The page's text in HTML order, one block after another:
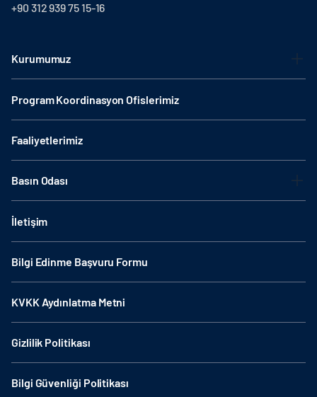
+90 312 939 75 15-16
Kurumumuz
Program Koordinasyon Ofislerimiz
Faaliyetlerimiz
Basın Odası
İletişim
Bilgi Edinme Başvuru Formu
KVKK Aydınlatma Metni
Gizlilik Politikası
Bilgi Güvenliği Politikası